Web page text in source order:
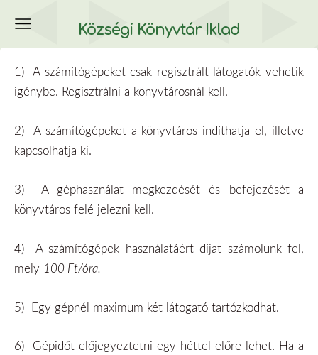
Községi Könyvtár Iklad
1)A számítógépeket csak regisztrált látogatók vehetik
igénybe. Regisztrálni a könyvtárosnál kell.
2) A számítógépeket a könyvtáros indíthatja el, illetve
kapcsolhatja ki.
3) A géphasználat megkezdését és befejezését a
könyvtáros felé jelezni kell.
4) A számítógépek használatáért díjat számolunk fel,
mely 100 Ft/óra.
5) Egy gépnél maximum két látogató tartózkodhat.
6) Gépidőt előjegyeztetni egy héttel előre lehet. Ha a